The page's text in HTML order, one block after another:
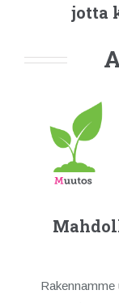
jotta
Rakennamme